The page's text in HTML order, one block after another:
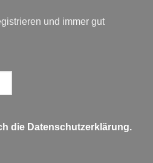
und immer gut
die Datenschutzerklärung.